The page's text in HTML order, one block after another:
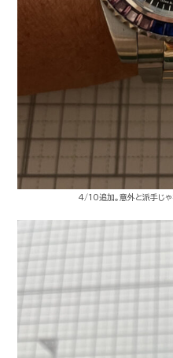
4/10追加。意外と派手じゃ